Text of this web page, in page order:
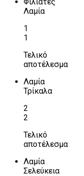
Λαμία
1
1
Τελικό
αποτέλεσμα
Λαμία
Τρίκαλα
2
2
Τελικό
αποτέλεσμα
Λαμία
Σελεύκεια